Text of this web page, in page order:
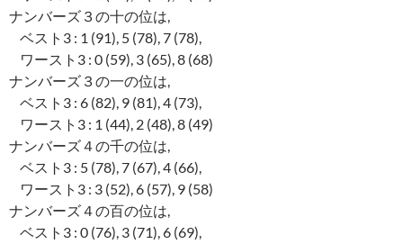
ナンバーズ３の十の位は,
ベスト3 : 1 (91), 5 (78), 7 (78),
ワースト3 : 0 (59), 3 (65), 8 (68)
ナンバーズ３の一の位は,
ベスト3 : 6 (82), 9 (81), 4 (73),
ワースト3 : 1 (44), 2 (48), 8 (49)
ナンバーズ４の千の位は,
ベスト3 : 5 (78), 7 (67), 4 (66),
ワースト3 : 3 (52), 6 (57), 9 (58)
ナンバーズ４の百の位は,
ベスト3 : 0 (76), 3 (71), 6 (69),